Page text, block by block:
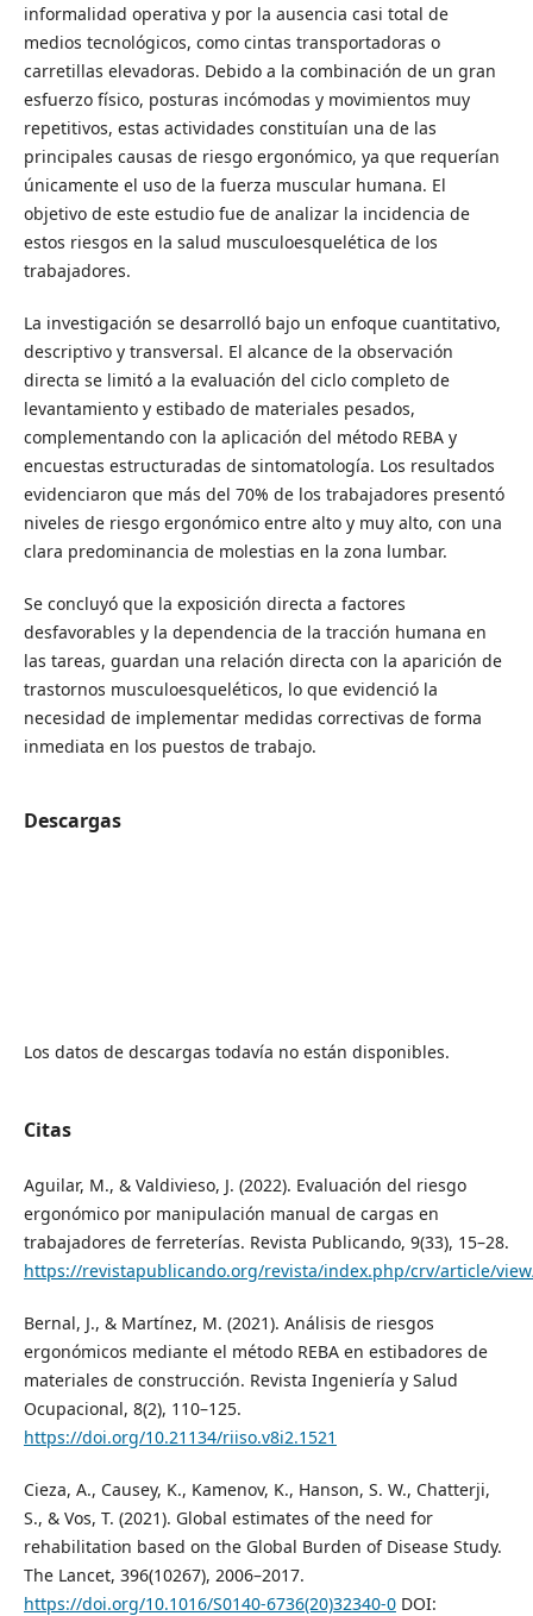
informalidad operativa y por la ausencia casi total de
medios tecnológicos, como cintas transportadoras o
carretillas elevadoras. Debido a la combinación de un gran
esfuerzo físico, posturas incómodas y movimientos muy
repetitivos, estas actividades constituían una de las
principales causas de riesgo ergonómico, ya que requerían
únicamente el uso de la fuerza muscular humana. El
objetivo de este estudio fue de analizar la incidencia de
estos riesgos en la salud musculoesquelética de los
trabajadores.
La investigación se desarrolló bajo un enfoque cuantitativo,
descriptivo y transversal. El alcance de la observación
directa se limitó a la evaluación del ciclo completo de
levantamiento y estibado de materiales pesados,
complementando con la aplicación del método REBA y
encuestas estructuradas de sintomatología. Los resultados
evidenciaron que más del 70% de los trabajadores presentó
niveles de riesgo ergonómico entre alto y muy alto, con una
clara predominancia de molestias en la zona lumbar.
Se concluyó que la exposición directa a factores
desfavorables y la dependencia de la tracción humana en
las tareas, guardan una relación directa con la aparición de
trastornos musculoesqueléticos, lo que evidenció la
necesidad de implementar medidas correctivas de forma
inmediata en los puestos de trabajo.
Descargas
Los datos de descargas todavía no están disponibles.
Citas
Aguilar, M., & Valdivieso, J. (2022). Evaluación del riesgo
ergonómico por manipulación manual de cargas en
trabajadores de ferreterías. Revista Publicando, 9(33), 15–28.
https://revistapublicando.org/revista/index.php/crv/article/
Bernal, J., & Martínez, M. (2021). Análisis de riesgos
ergonómicos mediante el método REBA en estibadores de
materiales de construcción. Revista Ingeniería y Salud
Ocupacional, 8(2), 110–125.
https://doi.org/10.21134/riiso.v8i2.1521
Cieza, A., Causey, K., Kamenov, K., Hanson, S. W., Chatterji,
S., & Vos, T. (2021). Global estimates of the need for
rehabilitation based on the Global Burden of Disease Study.
The Lancet, 396(10267), 2006–2017.
https://doi.org/10.1016/S0140-6736(20)32340-0DOI: